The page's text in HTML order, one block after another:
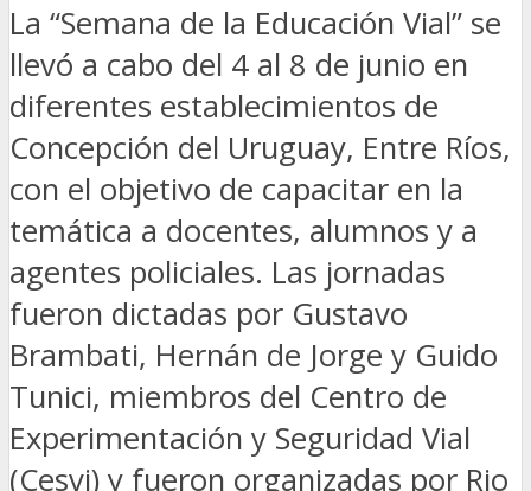
La “Semana de la Educación Vial” se
llevó a cabo del 4 al 8 de junio en
diferentes establecimientos de
Concepción del Uruguay, Entre Ríos,
con el objetivo de capacitar en la
temática a docentes, alumnos y a
agentes policiales. Las jornadas
fueron dictadas por Gustavo
Brambati, Hernán de Jorge y Guido
Tunici, miembros del Centro de
Experimentación y Seguridad Vial
(Cesvi) y fueron organizadas por Rio